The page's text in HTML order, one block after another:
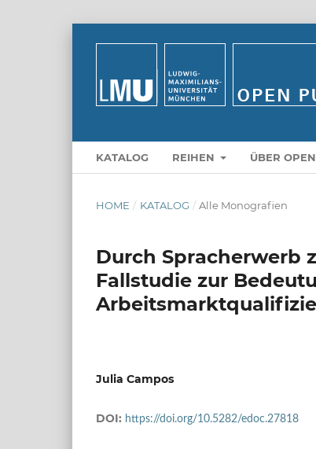
KATALOG REIHEN ÜBER
HOME / KATALOG / Alle Monografien
Durch Spracherwerb
Fallstudie zur
Julia Campos
DOI: https://doi.org/10.5282/edoc.27818